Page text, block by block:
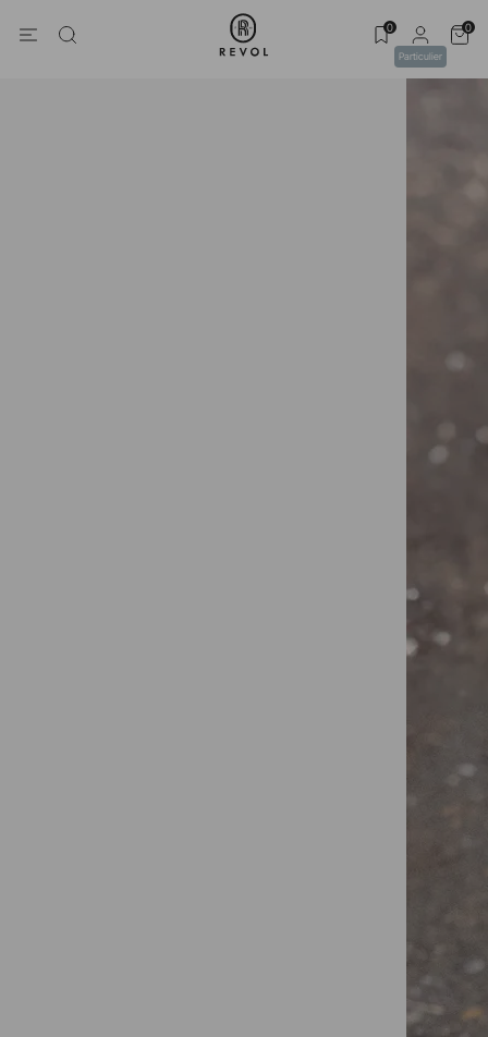
Particulier
0 0